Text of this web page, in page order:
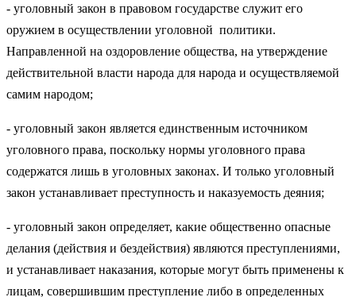
- уголовный закон в правовом государстве служит его
оружием в осуществлении уголовной политики.
Направленной на оздоровление общества, на утверждение
действительной власти народа для народа и осуществляемой
самим народом;
- уголовный закон является единственным источником
уголовного права, поскольку нормы уголовного права
содержатся лишь в уголовных законах. И только уголовный
закон устанавливает преступность и наказуемость деяния;
- уголовный закон определяет, какие общественно опасные
делания (действия и бездействия) являются преступлениями,
и устанавливает наказания, которые могут быть применены к
лицам, совершившим преступление либо в определенных